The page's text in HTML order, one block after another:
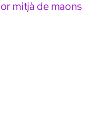
mitjà de maons